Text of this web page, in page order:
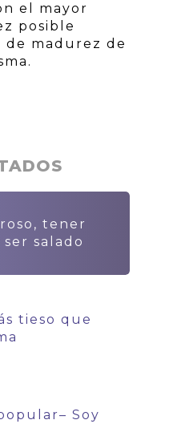
el mayor
posible
de madurez de
tener
salado
tieso que
Soy